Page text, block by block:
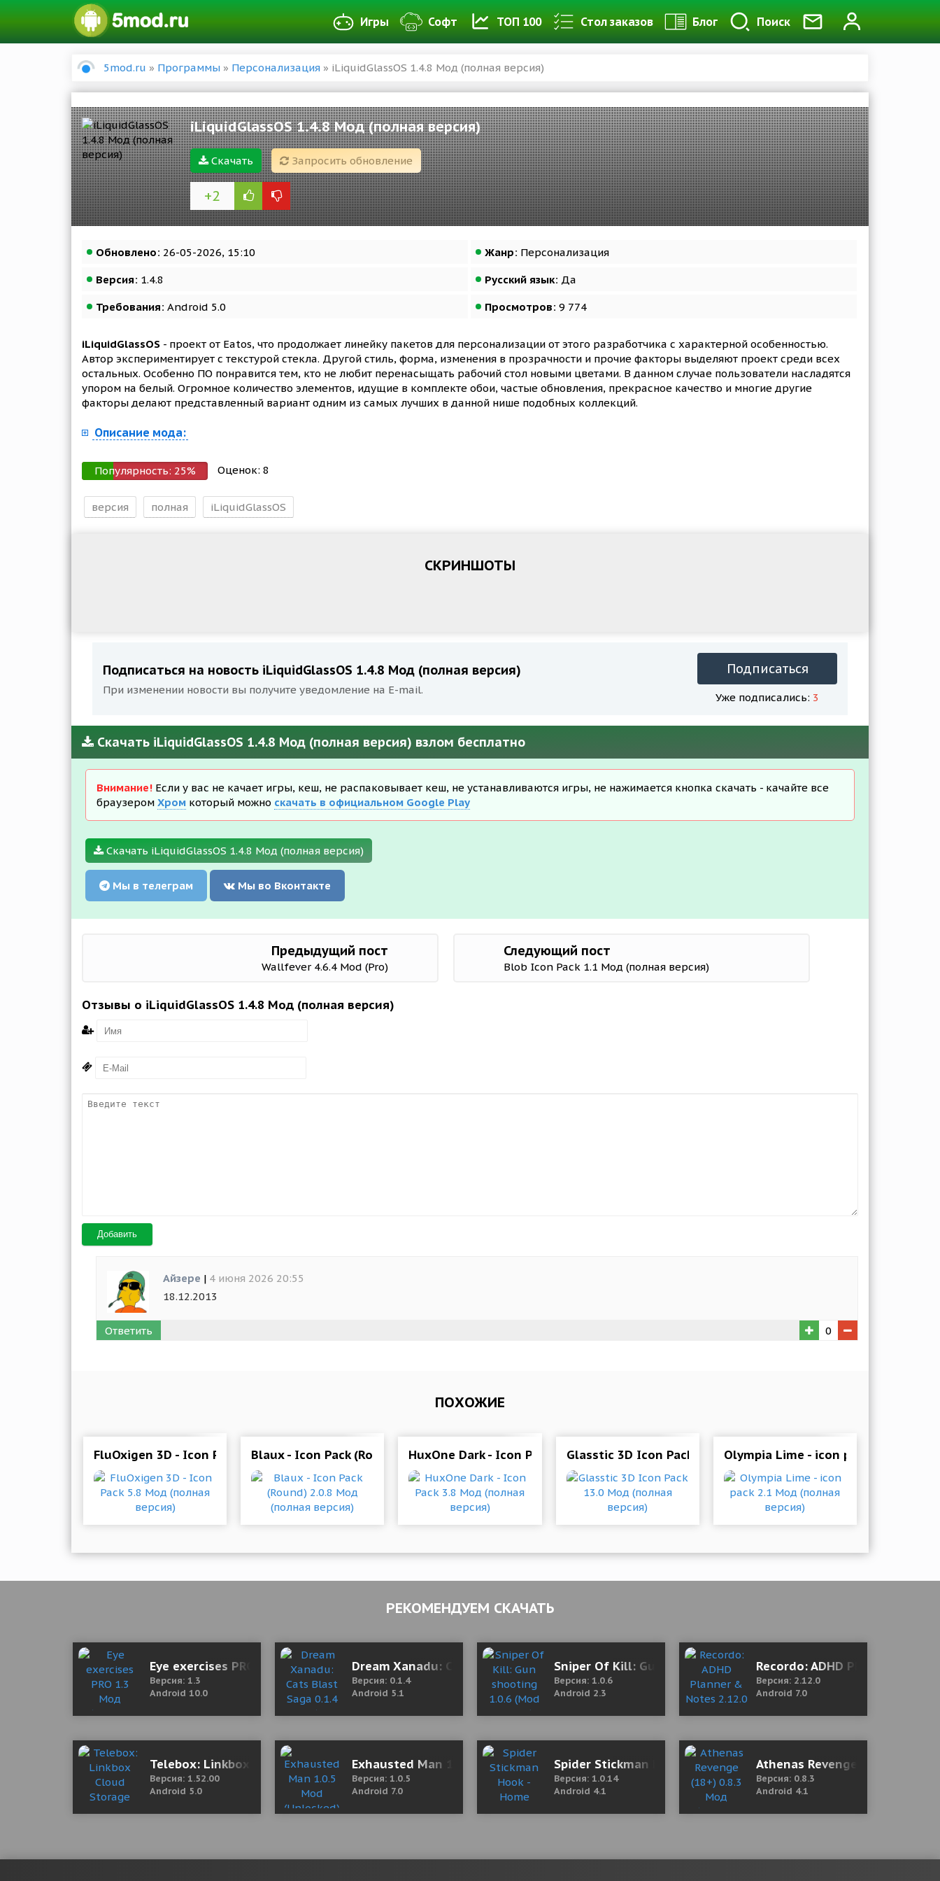
Игры Софт ТОП 100 Стол заказов Блог Поиск
5mod.ru » Программы » Персонализация » iLiquidGlassOS 1.4.8 Мод (полная версия)
iLiquidGlassOS 1.4.8 Мод (полная версия)
Скачать Запросить обновление
+2
Обновлено: 26-05-2026, 15:10 Жанр: Персонализация
Версия: 1.4.8 Русский язык: Да
Требования: Android 5.0 Просмотров: 9 774
iLiquidGlassOS - проект от Eatos, что продолжает линейку пакетов для персонализации от этого разработчика с характерной особенностью.
Автор экспериментирует с текстурой стекла. Другой стиль, форма, изменения в прозрачности и прочие факторы выделяют проект среди всех
остальных. Особенно ПО понравится тем, кто не любит перенасыщать рабочий стол новыми цветами. В данном случае пользователи насладятся
упором на белый. Огромное количество элементов, идущие в комплекте обои, частые обновления, прекрасное качество и многие другие
факторы делают представленный вариант одним из самых лучших в данной нише подобных коллекций.
Описание мода:
Популярность: 25% Оценок: 8
версия полная iLiquidGlassOS
СКРИНШОТЫ
Подписаться на новость iLiquidGlassOS 1.4.8 Мод (полная версия)
При изменении новости вы получите уведомление на E-mail.
Подписаться
Уже подписались: 3
Скачать iLiquidGlassOS 1.4.8 Мод (полная версия) взлом бесплатно
Внимание! Если у вас не качает игры, кеш, не распаковывает кеш, не устанавливаются игры, не нажимается кнопка скачать - качайте все
браузером Хром который можно скачать в официальном Google Play
Скачать iLiquidGlassOS 1.4.8 Мод (полная версия)
Мы в телеграм Мы во Вконтакте
Предыдущий пост
Wallfever 4.6.4 Mod (Pro)
Следующий пост
Blob Icon Pack 1.1 Мод (полная версия)
Отзывы о iLiquidGlassOS 1.4.8 Мод (полная версия)
Добавить
Айзере | 4 июня 2026 20:55
18.12.2013
Ответить 0
ПОХОЖИЕ
FluOxigen 3D - Icon Pack 5.8 Мод (полная версия)Blaux - Icon Pack (Round) 2.0.8 Мод (полная версия)
HuxOne Dark - Icon Pack 3.8 Мод (полная версия)Glasstic 3D Icon Pack 13.0 Мод (полная версия)
Olympia Lime - icon pack 2.1 Мод
РЕКОМЕНДУЕМ СКАЧАТЬ
Eye exercises PRO 1.3 Мод (полная версия)
Версия: 1.3
Android 10.0
Dream Xanadu: Cats Blast Saga 0.1.4 Mod (Get rewarded without watching ads)
Версия: 0.1.4
Android 5.1
Sniper Of Kill: Gun shooting 1.0.6 (Mod Money)
Версия: 1.0.6
Android 2.3
Recordo: ADHD Planner &
Версия: 2.12.0
Android 7.0
Telebox: Linkbox Cloud Storage 1.52.00 Mod (Premium)
Версия: 1.52.00
Android 5.0
Exhausted Man 1.0.5 Mod (Unlocked)
Версия: 1.0.5
Android 7.0
Spider Stickman Hook - Home Comming
Версия: 1.0.14
Android 4.1
Athenas Revenge (18+) 0.8.3
Версия: 0.8.3
Android 4.1